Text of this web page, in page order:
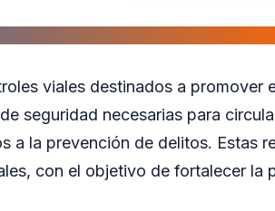
viales destinados a promover
seguridad necesarias para
a la prevención de delitos. Estas
con el objetivo de fortalecer la